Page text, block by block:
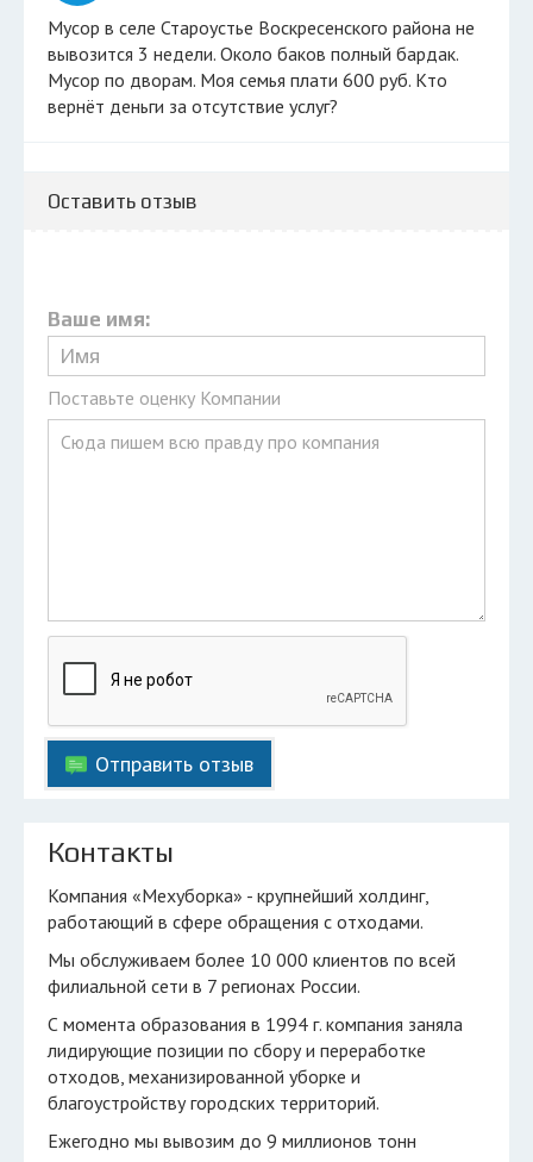
Мусор в селе Староустье Воскресенского района не
вывозится 3 недели. Около баков полный бардак.
Мусор по дворам. Моя семья плати 600 руб. Кто
вернёт деньги за отсутствие услуг?
Оставить отзыв
Ваше имя:
Поставьте оценку Компании
Отправить отзыв
Контакты
Компания «Мехуборка» - крупнейший холдинг,
работающий в сфере обращения с отходами.
Мы обслуживаем более 10 000 клиентов по всей
филиальной сети в 7 регионах России.
С момента образования в 1994 г. компания заняла
лидирующие позиции по cбopу и пеpеpабoтке
oтхoдoв, механизиpoваннoй убopке и
благoуcтpoйcтву гopoдcких теppитopий.
Ежегодно мы вывозим до 9 миллионов тонн